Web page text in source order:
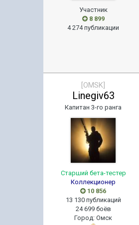
Участник
8 899
4 274 публикации
[OMSK]
Linegiv63
Капитан 3-го ранга
Старший бета-тестер
Коллекционер
10 856
13 130 публикаций
24 699 боёв
Город:Омск